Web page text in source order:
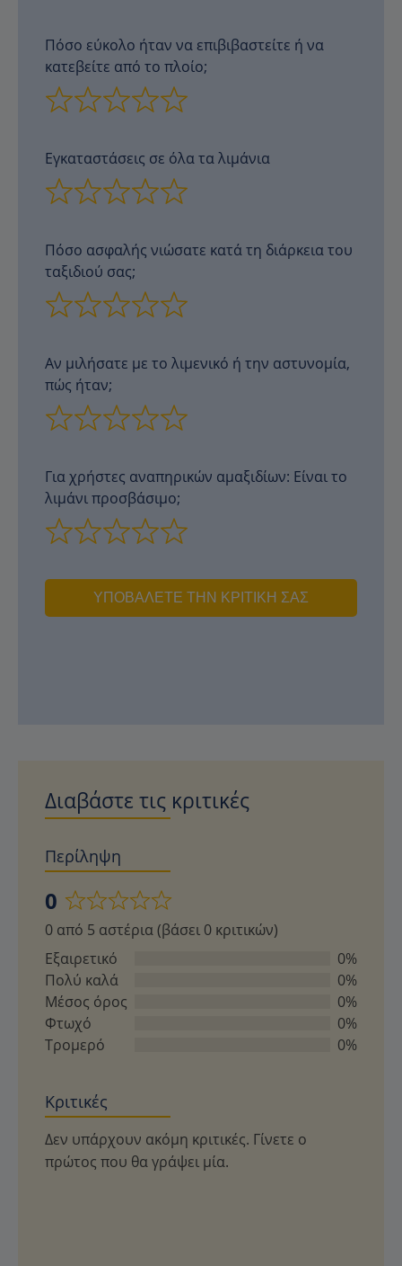
Πόσο εύκολο ήταν να επιβιβαστείτε ή να
κατεβείτε από το πλοίο;
Εγκαταστάσεις σε όλα τα λιμάνια
Πόσο ασφαλής νιώσατε κατά τη διάρκεια του
ταξιδιού σας;
Αν μιλήσατε με το λιμενικό ή την αστυνομία,
πώς ήταν;
Για χρήστες αναπηρικών αμαξιδίων: Είναι το
λιμάνι προσβάσιμο;
ΥΠΟΒΆΛΕΤΕ ΤΗΝ ΚΡΙΤΙΚΉ ΣΑΣ
Διαβάστε τις κριτικές
Περίληψη
0
Βαθμολογήθηκε
με
0
από
5
0 από 5 αστέρια (βάσει 0 κριτικών)
Εξαιρετικό
0%
Πολύ καλά
0%
Μέσος όρος
0%
Φτωχό
0%
Τρομερό
0%
Κριτικές
Δεν υπάρχουν ακόμη κριτικές. Γίνετε ο
πρώτος που θα γράψει μία.